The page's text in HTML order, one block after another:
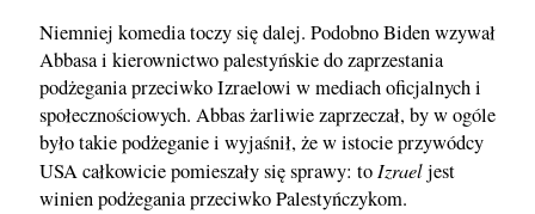
Niemniej komedia toczy się dalej. Podobno Biden wzywał
Abbasa i kierownictwo palestyńskie do zaprzestania
podżegania przeciwko Izraelowi w mediach oficjalnych i
społecznościowych. Abbas żarliwie zaprzeczał, by w ogóle
było takie podżeganie i wyjaśnił, że w istocie przywódcy
USA całkowicie pomieszały się sprawy: to Izraeljest
winien podżegania przeciwko Palestyńczykom.